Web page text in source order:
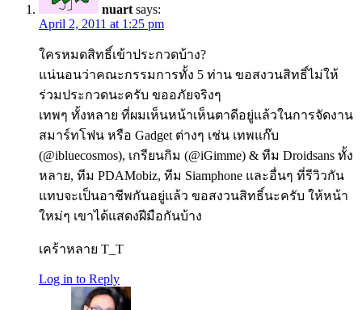
nuart says:
April 2, 2011 at 1:25 pm
ใครหมดสิทธิ์เข้าประกวดบ้าง?
แน่นอนว่าคณะกรรมการทั้ง 5 ท่าน ขอสงวนสิทธิ์ไม่ให้
ร่วมประกวดนะครับ ขออภัยจริงๆ
เทพๆ ทั้งหลาย ที่ผมเห็นหน้าเห็นตาดีอยู่แล้วในการจัดงาน
สมาร์ทโฟน หรือ Gadget ต่างๆ เช่น เทพแก๊บ
(@ibluecosmos), เกรียนกิม (@iGimme) & ทีม Droidsans ทั้ง
หลาย, ทีม PDAMobiz, ทีม Siamphone และอื่นๆ ที่รีวิวกัน
แทบจะเป็นอาชีพกันอยู่แล้ว ขอสงวนสิทธิ์นะครับ ให้หน้า
ใหม่ๆ เขาได้แสดงฝีมือกันบ้าง
เคร้าหลาย T_T
Log in to Reply